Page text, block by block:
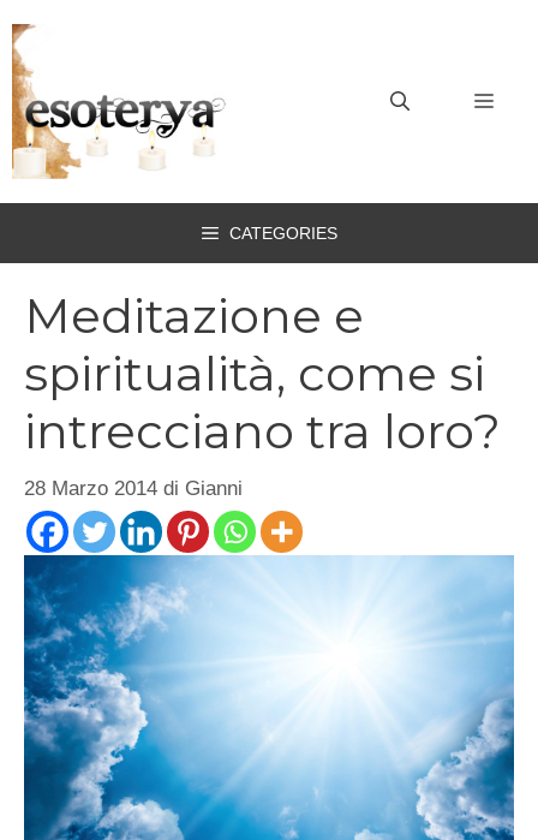
al
contenuto
CATEGORIES
Meditazione e
spiritualità, come si
intrecciano tra loro?
28 Marzo 2014 di Gianni